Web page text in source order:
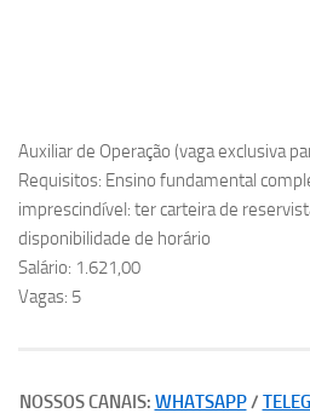
Auxiliar de Operação (vaga exclusiva
Requisitos: Ensino fundamental
imprescindível: ter carteira de
disponibilidade de horário
Salário: 1.621,00
Vagas: 5
NOSSOS CANAIS: WHATSAPP/